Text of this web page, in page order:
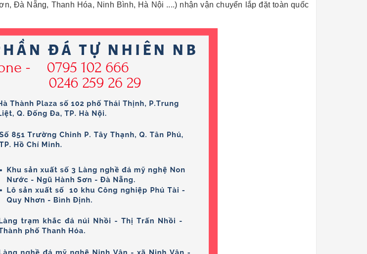
Đà Nẵng, Thanh Hóa, Ninh Bình, Hà Nội ....) nhận vận chuyển lắp đặt toàn quốc